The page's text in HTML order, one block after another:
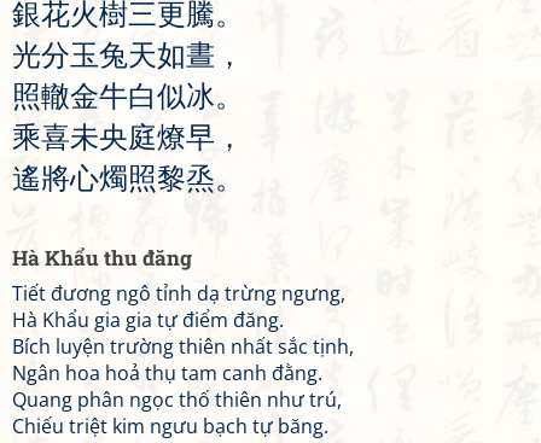
銀花火樹三更騰。
光分玉兔天如晝 ，
照轍金牛白似冰。
乘喜未央庭燎早 ，
遙將心燭照黎烝。
Hà Khẩu thu đăng
Tiết đương ngô tỉnh dạ trừng ngưng,
Hà Khẩu gia gia tự điểm đăng.
Bích luyện trường thiên nhất sắc tịnh,
Ngân hoa hoả thụ tam canh đằng.
Quang phân ngọc thố thiên như trú,
Chiếu triệt kim ngưu bạch tự băng.